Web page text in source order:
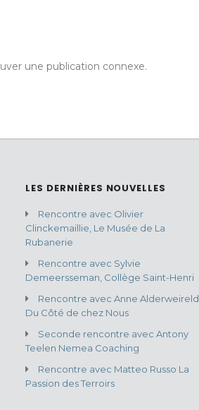
une publication connexe.
LES DERNIÈRES NOUVELLES
Rencontre avec Olivier
Clinckemaillie, Le Musée de La
Rubanerie
Rencontre avec Sylvie
Demeersseman, Collège Saint-Henri
Rencontre avec Anne Alderweireld,
Du Côté de chez Nous
Seconde rencontre avec Antony
Teelen Nemea Coaching
Rencontre avec Matteo Russo La
Passion des Terroirs